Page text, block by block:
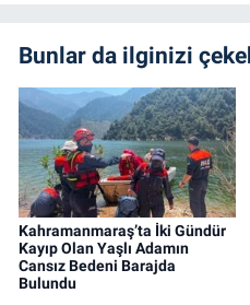
Bunlar da ilginizi
Kahramanmaraş’ta İki Gündür
Kayıp Olan Yaşlı Adamın
Cansız Bedeni Barajda
Bulundu